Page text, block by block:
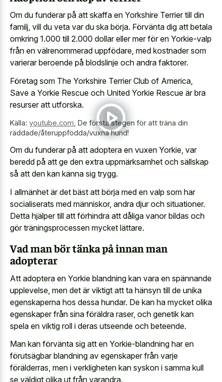
Om du funderar på att skaffa en Yorkshire Terrier till din
familj, vill du veta var du ska börja. Förvänta dig att betala
omkring 1.000 till 2.000 dollar eller mer för en Yorkie-valp
från en välrenommerad uppfödare, med kostnader som
varierar beroende på blodslinje och andra faktorer.
Företag som The Yorkshire Terrier Club of America,
Save a Yorkie Rescue och United Yorkie Rescue är bra
resurser att utforska.
Källa: youtube.com De första stegen för att träna din
räddade/återuppfödda/vuxna hund!
Om du funderar på att adoptera en vuxen Yorkie, var
beredd på att ge den extra uppmärksamhet och sällskap
så att den kan känna sig trygg.
I allmänhet är det bäst att börja med en valp som har
socialiserats med människor, andra djur och situationer.
Detta hjälper till att förhindra att dåliga vanor bildas och
gör träningsprocessen mycket lättare.
Vad man bör tänka på innan man
adopterar
Att adoptera en Yorkie blandning kan vara en spännande
upplevelse, men det är viktigt att ta hänsyn till de unika
egenskaperna hos dessa hundar. De kan ha mycket olika
egenskaper från sina föräldra raser, och genetik kan
spela en viktig roll i deras utseende och beteende.
Man kan förvänta sig att en Yorkie-blandning har en
förutsägbar blandning av egenskaper från varje
förälderras, men i verkligheten kan syskon i samma kull
se väldigt olika ut från varandra.